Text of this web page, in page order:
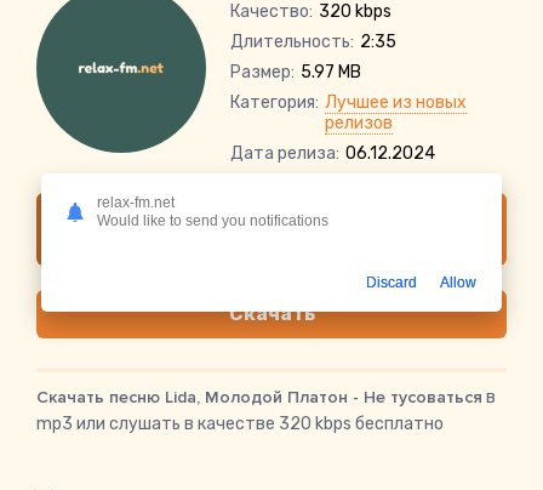
Качество: 320 kbps
Длительность: 2:35
Размер: 5.97 MB
Категория: Лучшее из новых
релизов
Дата релиза: 06.12.2024
Слушать онлайн Lida, Молодой Платон - Не
Скачать
Скачать песню Lida, Молодой Платон - Не тусоваться в
mp3 или слушать в качестве 320 kbps бесплатно
relax-fm.net
Would like to send you notifications
Discard Allow